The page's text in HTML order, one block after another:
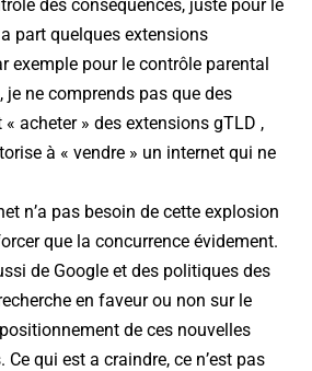
des conséquences, juste pour le
part quelques extensions
exemple pour le contrôle parental
je ne comprends pas que des
acheter » des extensions gTLD ,
à « vendre » un internet qui ne
n’a pas besoin de cette explosion
que la concurrence évidement.
de Google et des politiques des
en faveur ou non sur le
de ces nouvelles
qui est a craindre, ce n’est pas